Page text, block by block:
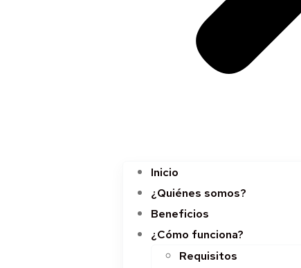
Inicio
¿Quiénes somos?
Beneficios
¿Cómo funciona?
Requisitos